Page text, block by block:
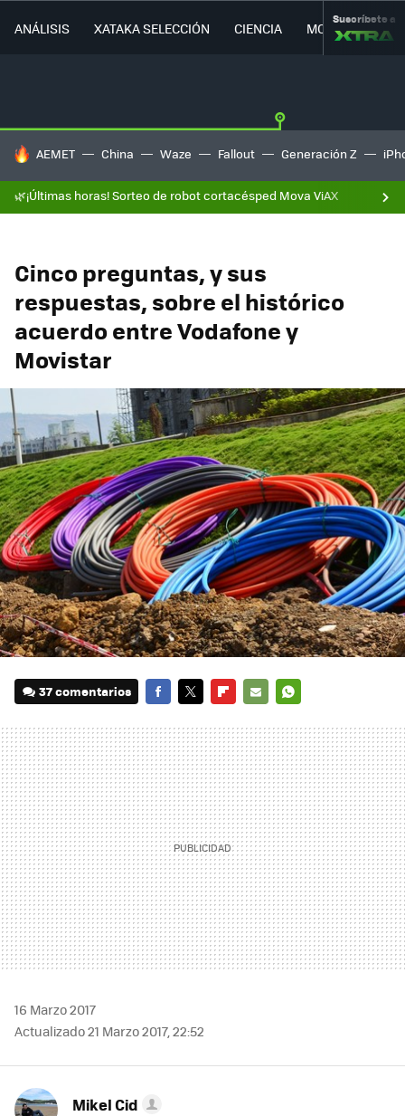
ANÁLISIS XATAKA SELECCIÓN CIENCIA MOVILIDAD
Suscríbete a
HOY SE HABLA DE
AEMET China Waze Fallout Generación Z
🌿¡Últimas horas! Sorteo de robot cortacésped Mova ViAX
Cinco preguntas, y sus
respuestas, sobre el histórico
acuerdo entre Vodafone y
Movistar
37 comentarios
MAIL
16 Marzo 2017
Actualizado 21 Marzo 2017, 22:52
Mikel Cid